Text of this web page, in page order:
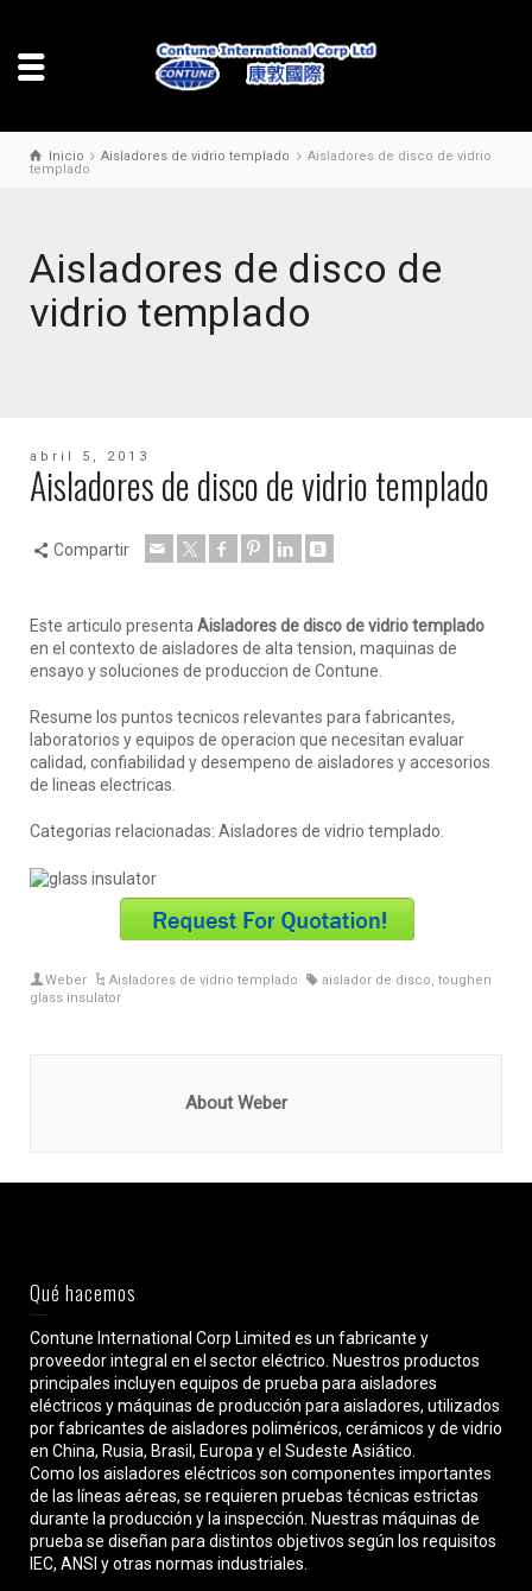
Inicio Aisladores de vidrio templado
Aisladores de disco de vidrio
templado
Aisladores de disco de
vidrio templado
abril 5, 2013
Aisladores de disco de vidrio templado
Compartir
Este articulo presentaAisladores de disco de vidrio templado
en el contexto de aisladores de alta tension, maquinas de
ensayo y soluciones de produccion de Contune.
Resume los puntos tecnicos relevantes para fabricantes,
laboratorios y equipos de operacion que necesitan evaluar
calidad, confiabilidad y desempeno de aisladores y accesorios
de lineas electricas.
Categorias relacionadas: Aisladores de vidrio templado.
Weber Aisladores de vidrio templado aislador de disco, toughen
glass insulator
About Weber
Qué hacemos
Contune International Corp Limited es un fabricante y
proveedor integral en el sector eléctrico. Nuestros productos
principales incluyen equipos de prueba para aisladores
eléctricos y máquinas de producción para aisladores, utilizados
por fabricantes de aisladores poliméricos, cerámicos y de vidrio
en China, Rusia, Brasil, Europa y el Sudeste Asiático.
Como los aisladores eléctricos son componentes importantes
de las líneas aéreas, se requieren pruebas técnicas estrictas
durante la producción y la inspección. Nuestras máquinas de
prueba se diseñan para distintos objetivos según los requisitos
IEC, ANSI y otras normas industriales.